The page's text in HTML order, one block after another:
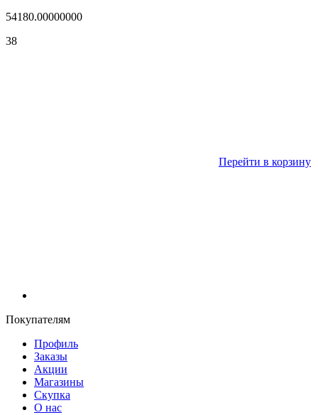
54180.00000000
38
Перейти в корзину
Покупателям
Профиль
Заказы
Акции
Магазины
Скупка
О нас